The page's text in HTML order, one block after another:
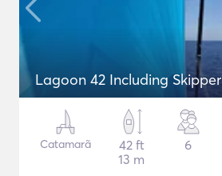
Lagoon 42 Including Skipper
Catamarã
42 ft
13 m
6